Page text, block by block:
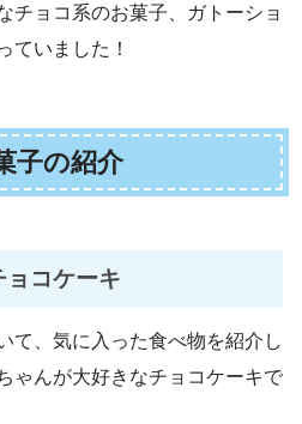
チョコ系のお菓子、ガトーショ
ていました！
子の紹介
コケーキ
て、気に入った食べ物を紹介し
ゃんが大好きなチョコケーキで